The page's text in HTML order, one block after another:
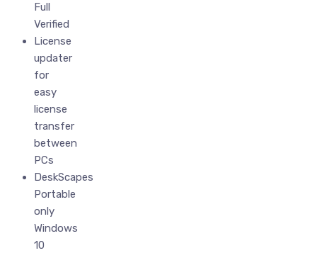
Full
Verified
License
updater
for
easy
license
transfer
between
PCs
DeskScapes
Portable
only
Windows
10